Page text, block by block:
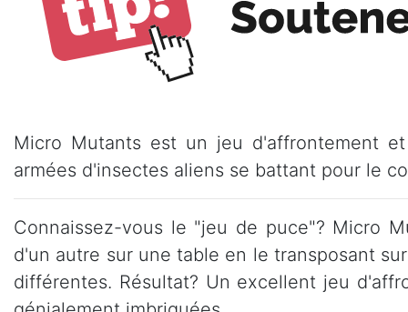
Micro Mutants est un jeu d'affrontement
armées d'insectes aliens se battant pour le
Connaissez-vous le "jeu de puce"? Micro
d'un autre sur une table en le transposant
différentes. Résultat? Un excellent jeu